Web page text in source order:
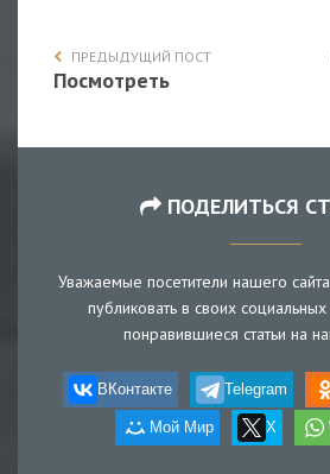
ПРЕДЫДУЩИЙ ПОСТ
Посмотреть
ПОДЕЛИТЬСЯ
Уважаемые посетители нашего
публиковать в своих социальных
понравившиеся статьи на
ВКонтакте Telegram
Мой Мир X